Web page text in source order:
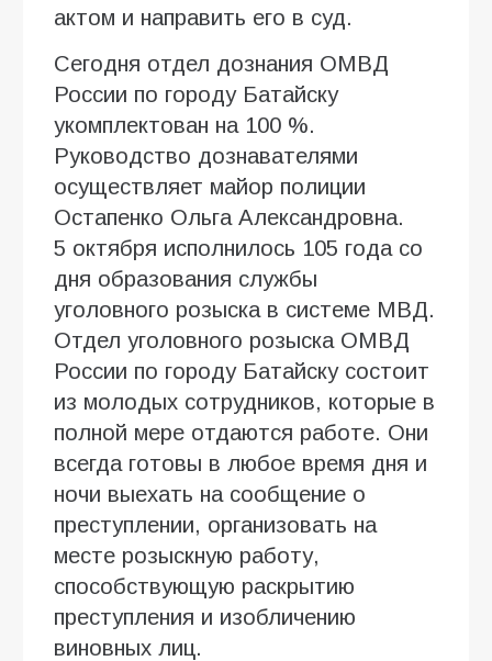
актом и направить его в суд.
Сегодня отдел дознания ОМВД
России по городу Батайску
укомплектован на 100 %.
Руководство дознавателями
осуществляет майор полиции
Остапенко Ольга Александровна.
5 октября исполнилось 105 года со
дня образования службы
уголовного розыска в системе МВД.
Отдел уголовного розыска ОМВД
России по городу Батайску состоит
из молодых сотрудников, которые в
полной мере отдаются работе. Они
всегда готовы в любое время дня и
ночи выехать на сообщение о
преступлении, организовать на
месте розыскную работу,
способствующую раскрытию
преступления и изобличению
виновных лиц.